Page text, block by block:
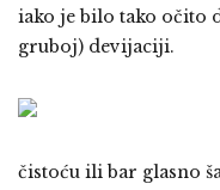
iako je bilo tako očito
gruboj) devijaciji.
čistoću ili bar glasno